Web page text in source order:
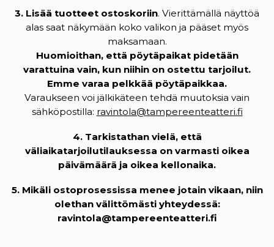
3. Lisää tuotteet ostoskoriin. Vierittämällä näyttöä
alas saat näkymään koko valikon ja pääset myös
maksamaan.
Huomioithan, että pöytäpaikat pidetään
varattuina vain, kun niihin on ostettu tarjoilut.
Emme varaa pelkkää pöytäpaikkaa.
Varaukseen voi jälkikäteen tehdä muutoksia vain
sähköpostilla: ravintola@tampereenteatteri.fi
4. Tarkistathan vielä, että
väliaikatarjoilutilauksessa on varmasti oikea
päivämäärä ja oikea kellonaika.
5. Mikäli ostoprosessissa menee jotain vikaan, niin
olethan välittömästi yhteydessä:
ravintola@tampereenteatteri.fi